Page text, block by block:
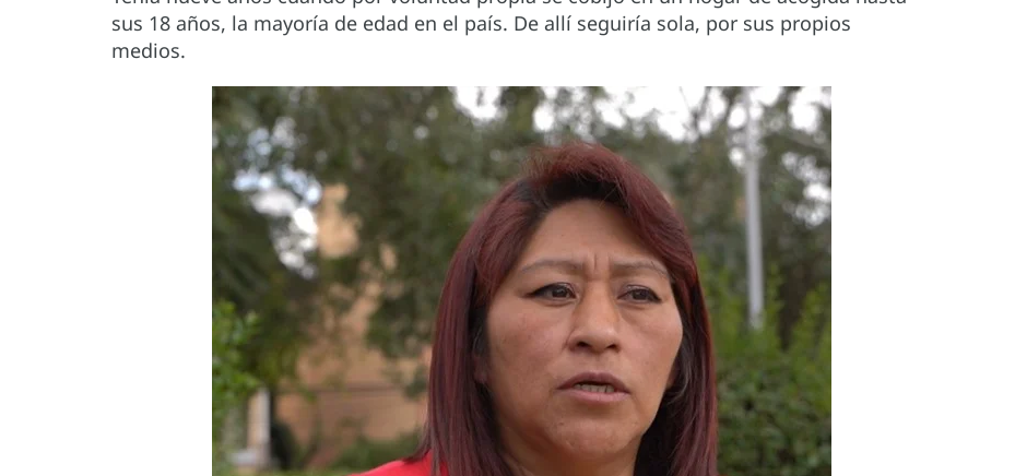
sus 18 años, la mayoría de edad en el país. De allí seguiría sola, por sus propios
medios.